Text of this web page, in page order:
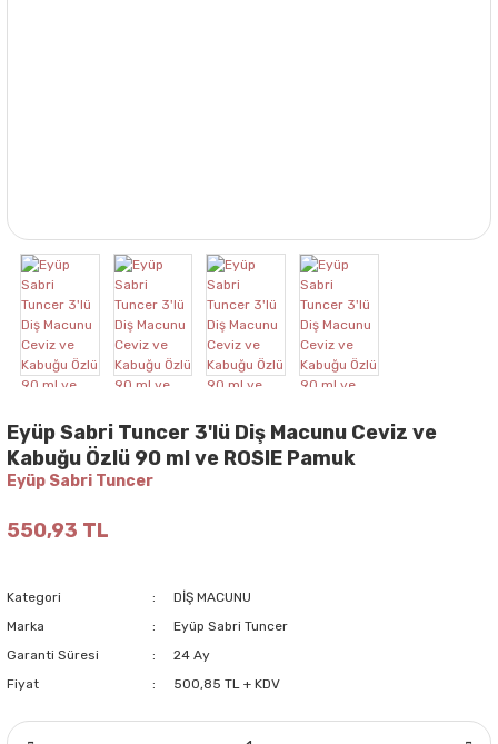
Eyüp Sabri Tuncer 3'lü Diş Macunu Ceviz ve
Kabuğu Özlü 90 ml ve ROSIE Pamuk
Eyüp Sabri Tuncer
550,93 TL
Kategori
DİŞ MACUNU
Marka
Eyüp Sabri Tuncer
Garanti Süresi
24 Ay
Fiyat
500,85 TL + KDV